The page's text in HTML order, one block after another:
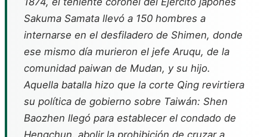
Sakuma Samata llevó a 150 hombres a
internarse en el desfiladero de Shimen, donde
ese mismo día murieron el jefe Aruqu, de la
comunidad paiwan de Mudan, y su hijo.
Aquella batalla hizo que la corte Qing revirtiera
su política de gobierno sobre Taiwán: Shen
Baozhen llegó para establecer el condado de
Hengchun, abolir la prohibición de cruzar a